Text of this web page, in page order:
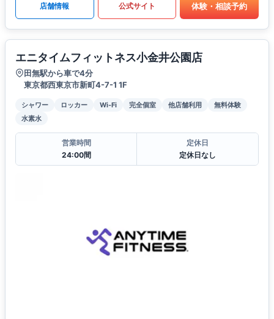
店舗情報 公式サイト 体験・相談予約
エニタイムフィットネス小金井公園店
田無駅から車で4分
東京都西東京市新町4-7-1 1F
シャワー ロッカー Wi-Fi 完全個室 他店舗利用
無料体験
水素水
営業時間
24:00間
定休日
定休日なし